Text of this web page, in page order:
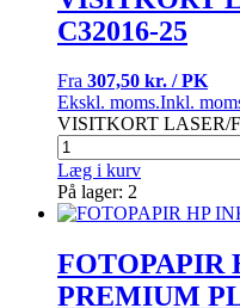
C32016-25
Fra 307,50 kr. / PK
Ekskl. moms.Inkl.
VISITKORT LASER/
Læg i kurv
På lager: 2
FOTOPAPIR
PREMIUM